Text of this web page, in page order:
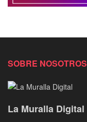
SOBRE NOSOTROS
La Muralla Digital